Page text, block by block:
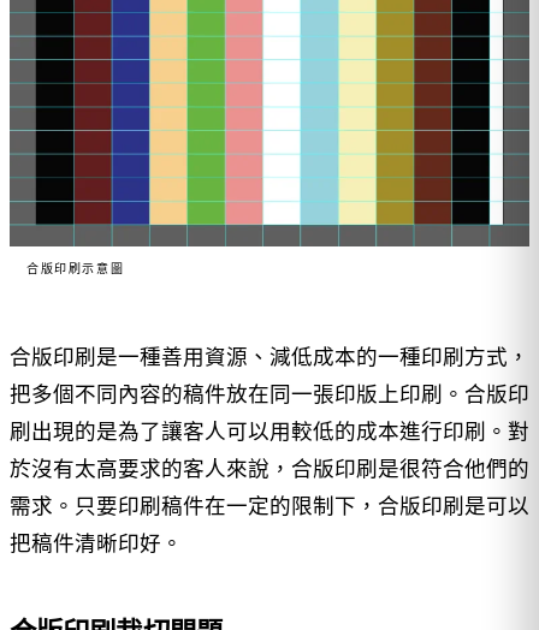
合版印刷示意圖
合版印刷是一種善用資源、減低成本的一種印刷方式，
把多個不同內容的稿件放在同一張印版上印刷。合版印
刷出現的是為了讓客人可以用較低的成本進行印刷。對
於沒有太高要求的客人來說，合版印刷是很符合他們的
需求。只要印刷稿件在一定的限制下，合版印刷是可以
把稿件清晰印好。